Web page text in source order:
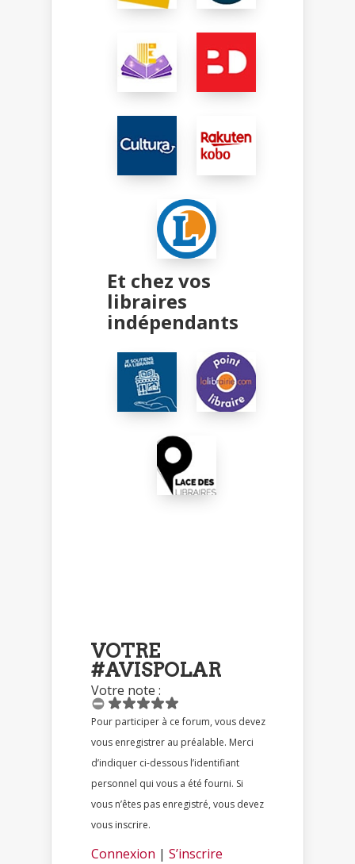
Et chez vos
libraires
indépendants
VOTRE
#AVISPOLAR
Votre note :
Pour participer à ce forum, vous devez
vous enregistrer au préalable. Merci
d’indiquer ci-dessous l’identifiant
personnel qui vous a été fourni. Si
vous n’êtes pas enregistré, vous devez
vous inscrire.
Connexion | S’inscrire